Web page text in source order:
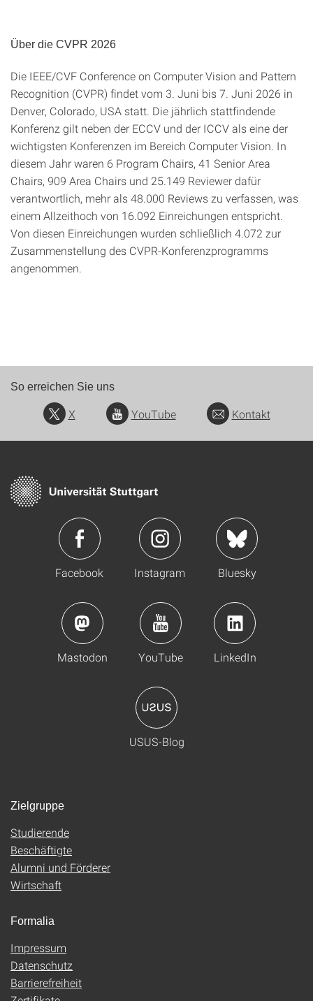
Über die CVPR 2026
Die IEEE/CVF Conference on Computer Vision and Pattern
Recognition (CVPR) findet vom 3. Juni bis 7. Juni 2026 in
Denver, Colorado, USA statt. Die jährlich stattfindende
Konferenz gilt neben der ECCV und der ICCV als eine der
wichtigsten Konferenzen im Bereich Computer Vision. In
diesem Jahr waren 6 Program Chairs, 41 Senior Area
Chairs, 909 Area Chairs und 25.149 Reviewer dafür
verantwortlich, mehr als 48.000 Reviews zu verfassen, was
einem Allzeithoch von 16.092 Einreichungen entspricht.
Von diesen Einreichungen wurden schließlich 4.072 zur
Zusammenstellung des CVPR-Konferenzprogramms
angenommen.
So erreichen Sie uns
X YouTube Kontakt
Facebook Instagram Bluesky
Mastodon YouTube LinkedIn
USUS-Blog
Zielgruppe
Studierende
Beschäftigte
Alumni und Förderer
Wirtschaft
Formalia
Impressum
Datenschutz
Barrierefreiheit